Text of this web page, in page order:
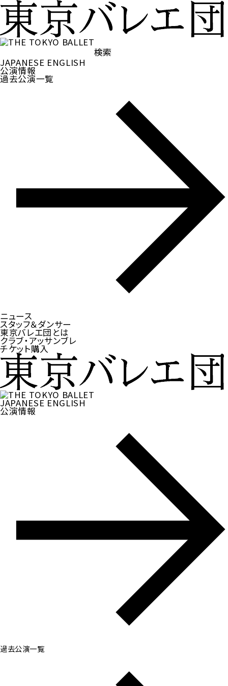
検
索:
JAPANESE ENGLISH
公演情報
過去公演一覧
ニュース
スタッフ＆ダンサー
東京バレエ団とは
クラブ・アッサンブレ
チケット購入
JAPANESE ENGLISH
公演情報
過去公演一覧